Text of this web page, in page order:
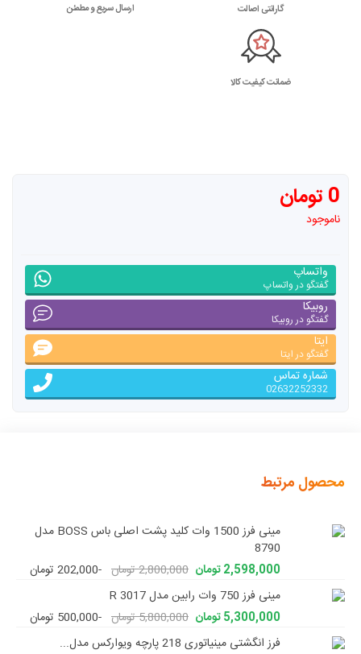
گارانتی اصالت ارسال سریع و مطمئن
ضمانت کیفیت کالا
0 تومان
ناموجود
واتساپ
گفتگو در واتساپ
روبیکا
گفتگو در روبیکا
ایتا
گفتگو در ایتا
شماره تماس
02632252332
محصول مرتبط
مینی فرز 1500 وات کلید پشت اصلی باس BOSS مدل
8790
2,598,000 تومان
2,800,000 تومان
-202,000 تومان
مینی فرز 750 وات رابین مدل R 3017
5,300,000 تومان
5,800,000 تومان
-500,000 تومان
فرز انگشتی مینیاتوری 218 پارچه ویوارکس مدل...